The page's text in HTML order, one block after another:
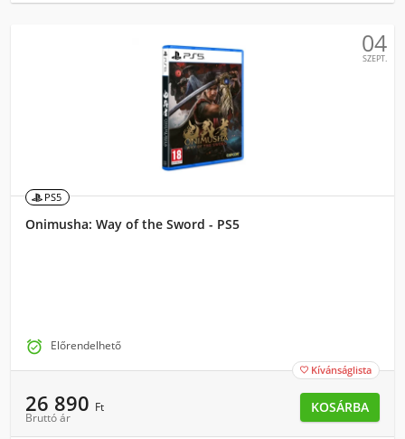
04
SZEPT.
PS5
Onimusha: Way of the Sword - PS5
 Előrendelhető
 Kívánságlista
26 890 Ft
Bruttó ár
KOSÁRBA